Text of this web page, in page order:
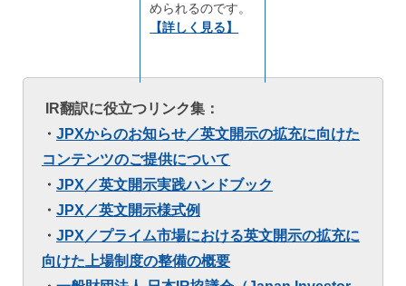
められるのです。
【詳しく見る】
IR翻訳に役立つリンク集：
・ JPXからのお知らせ／英文開示の拡充に向けた
コンテンツのご提供について
・ JPX／英文開示実践ハンドブック
・ JPX／英文開示様式例
・ JPX／プライム市場における英文開示の拡充に
向けた上場制度の整備の概要